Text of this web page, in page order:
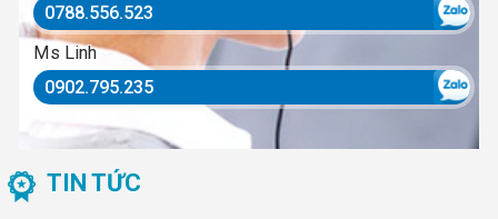
0788.556.523
Ms Linh
0902.795.235
TIN TỨC